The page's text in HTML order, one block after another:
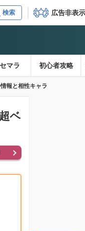
広告非表示
マラ 初心者攻略
報と相性キャラ
ベ